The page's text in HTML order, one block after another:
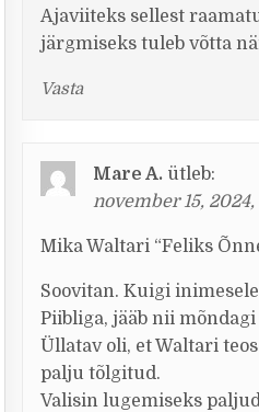
Ajaviiteks sellest
järgmiseks tuleb võtta
Vasta
Mare A. ütleb:
november 15, 2024,
Mika Waltari “Feliks
Soovitan. Kuigi
Piibliga, jääb nii
Üllatav oli, et Waltari
palju tõlgitud.
Valisin lugemiseks